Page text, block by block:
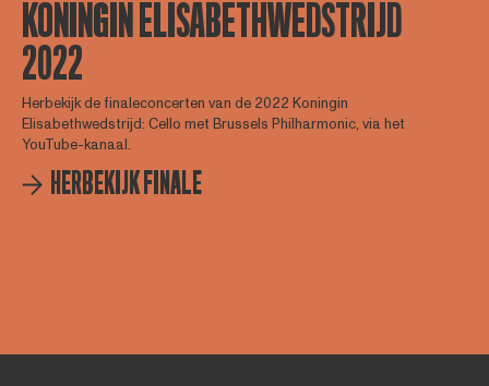
KONINGIN ELISABETHWEDSTRIJD
2022
Herbekijk de finaleconcerten van de 2022 Koningin
Elisabethwedstrijd: Cello met Brussels Philharmonic, via het
YouTube-kanaal.
HERBEKIJK FINALE